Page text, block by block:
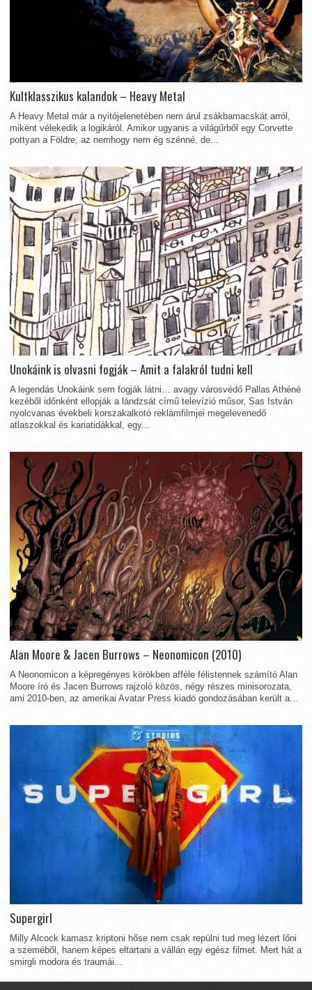
Kultklasszikus kalandok – Heavy Metal
A Heavy Metal már a nyitójelenetében nem árul zsákbamacskát arról,
miként vélekedik a logikáról. Amikor ugyanis a világűrből egy Corvette
pottyan a Földre, az nemhogy nem ég szénné, de...
Unokáink is olvasni fogják – Amit a falakról tudni kell
A legendás Unokáink sem fogják látni… avagy városvédő Pallas Athéné
kezéből időnként ellopják a lándzsát című televízió műsor, Sas István
nyolcvanas évekbeli korszakalkotó reklámfilmjei megelevenedő
atlaszokkal és kariatidákkal, egy...
Alan Moore & Jacen Burrows – Neonomicon (2010)
A Neonomicon a képregényes körökben afféle félistennek számító Alan
Moore író és Jacen Burrows rajzoló közös, négy részes minisorozata,
ami 2010-ben, az amerikai Avatar Press kiadó gondozásában került a...
Supergirl
Milly Alcock kamasz kriptoni hőse nem csak repülni tud meg lézert lőni
a szeméből, hanem képes eltartani a vállán egy egész filmet. Mert hát a
smirgli modora és traumái...